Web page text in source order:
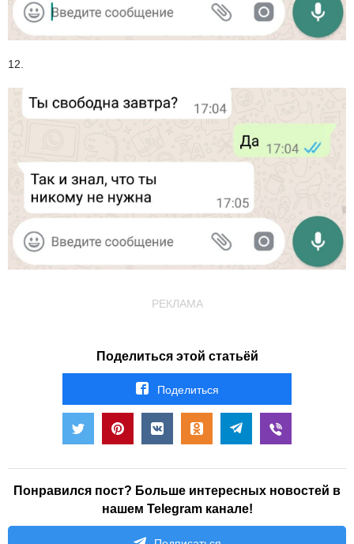
12.
РЕКЛАМА
Поделиться этой статьёй
Поделиться
Понравился пост? Больше интересных новостей в
нашем Telegram канале!